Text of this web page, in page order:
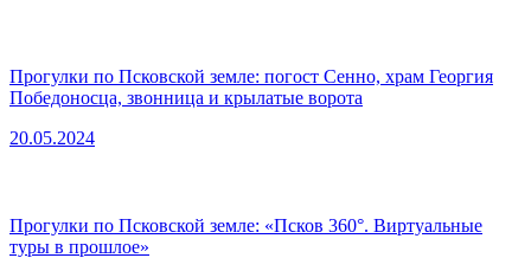
Прогулки по Псковской земле: погост Сенно, храм Георгия
Победоносца, звонница и крылатые ворота
20.05.2024
Прогулки по Псковской земле: «Псков 360°. Виртуальные
туры в прошлое»